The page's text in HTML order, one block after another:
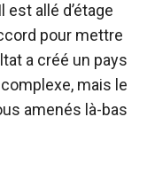
allé d’étage
pour mettre
a créé un pays
mais le
amenés là-bas